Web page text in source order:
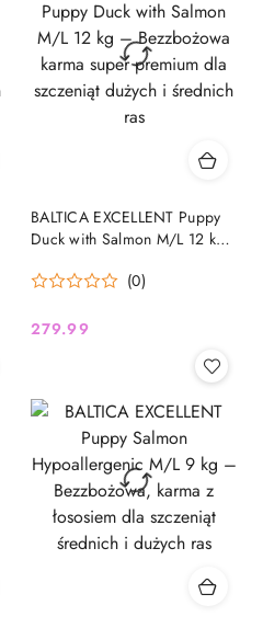
BALTICA EXCELLENT Puppy
Duck with Salmon M/L 12 kg
premium dla szczeniąt dużych
(0)
Cena:
279.99